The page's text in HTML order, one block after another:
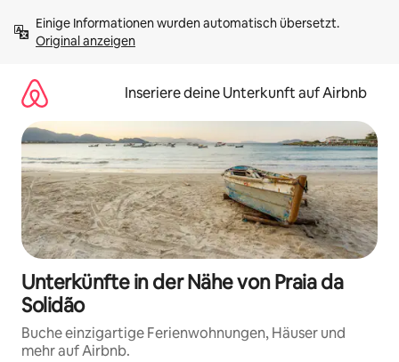
Inhalten
springenOriginal anzeigen
Inseriere deine Unterkunft auf Airbnb
Unterkünfte in der Nähe von Praia da
Solidão
Buche einzigartige Ferienwohnungen, Häuser und
mehr auf Airbnb.